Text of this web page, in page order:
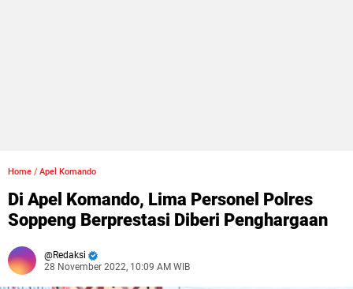
Home / Apel Komando
Di Apel Komando, Lima Personel Polres
Soppeng Berprestasi Diberi Penghargaan
Redaksi
28 November 2022, 10:09 AM WIB